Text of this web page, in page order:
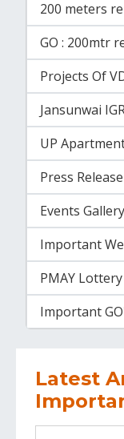
200 meters
GO : 200mtr
Projects Of
Jansunwai
UP
Press Release
Events Gallery
Important
PMAY
Important
Latest